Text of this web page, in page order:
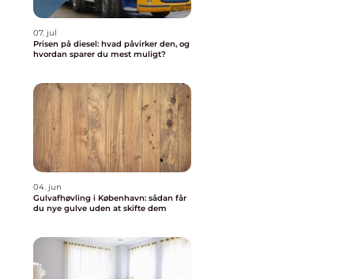
07. jul
Prisen på diesel: hvad påvirker den, og
hvordan sparer du mest muligt?
04. jun
Gulvafhøvling i København: sådan får
du nye gulve uden at skifte dem